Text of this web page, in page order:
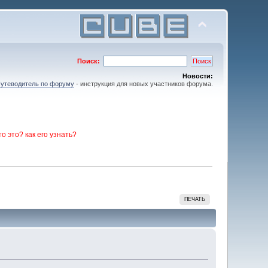
Поиск:
Новости:
по форуму- инструкция для новых участников форума.
это? как его узнать?
ПЕЧАТЬ